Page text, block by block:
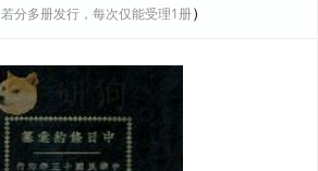
若分多册发行，每次仅能受理1册）